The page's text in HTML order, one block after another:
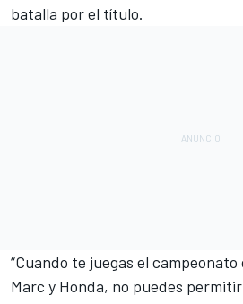
batalla por el título.
“Cuando te juegas el
Marc y Honda, no puedes